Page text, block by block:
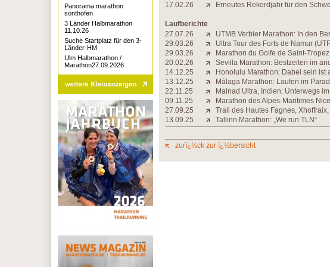
17.02.26
Erneutes Rekordjahr für den
Laufberichte
27.07.26
UTMB Verbier Marathon: In den
29.03.26
Ultra Tour des Forts de Namur
29.03.26
Marathon du Golfe de Saint-
20.02.26
Sevilla Marathon: Bestzeiten im
14.12.25
Honolulu Marathon: Dabei sein ist
13.12.25
Málaga Marathon: Laufen im
22.11.25
Malnad Ultra, Indien: Unterwegs
09.11.25
Marathon des Alpes-Maritimes
27.09.25
Trail des Hautes Fagnes,
13.09.25
Tallinn Marathon: „We run TLN“
zurï¿½ck zur ï¿½bersicht
Panorama marathon
sonthofen
3 Länder Halbmarathon
11.10.26
Suche Startplatz für den 3-
Länder-HM
Ulm Halbmarathon /
Marathon27.09.2026